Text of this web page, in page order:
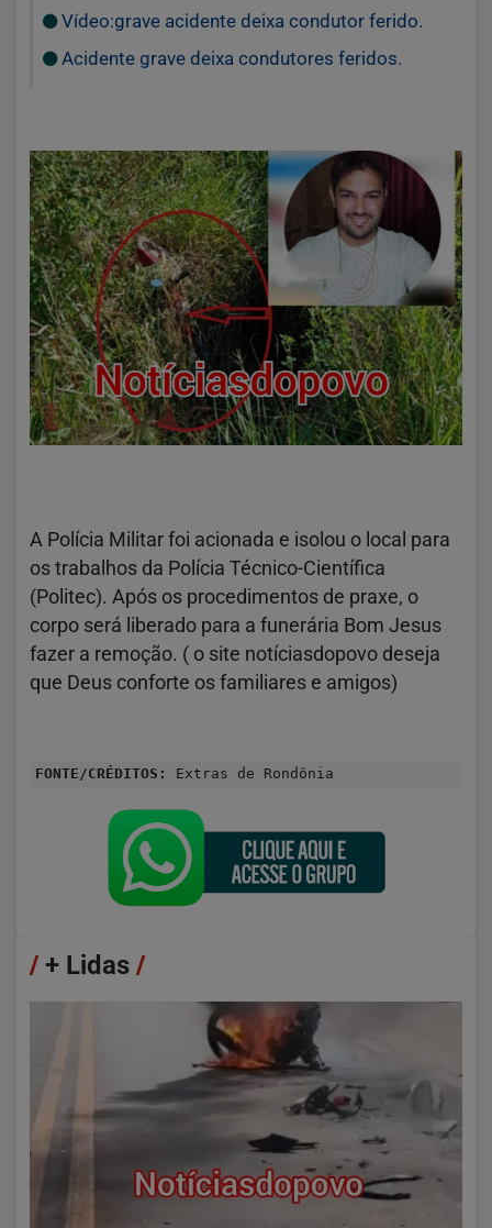
Vídeo:grave acidente deixa condutor ferido.
Acidente grave deixa condutores feridos.
A Polícia Militar foi acionada e isolou o local para
os trabalhos da Polícia Técnico-Científica
(Politec). Após os procedimentos de praxe, o
corpo será liberado para a funerária Bom Jesus
fazer a remoção. ( o site notíciasdopovo deseja
que Deus conforte os familiares e amigos)
FONTE/CRÉDITOS: Extras de Rondônia
/ + Lidas /